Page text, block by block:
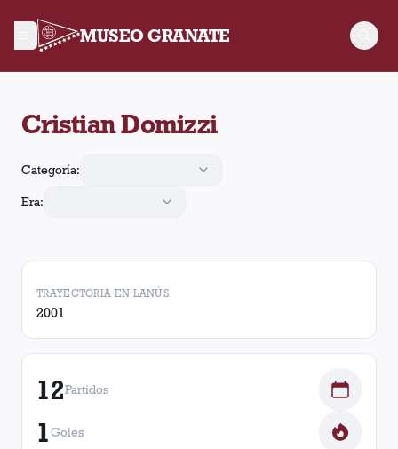
MUSEO GRANATE
Cristian Domizzi
Categoría:
Era:
TRAYECTORIA EN LANÚS
2001
12Partidos
1Goles